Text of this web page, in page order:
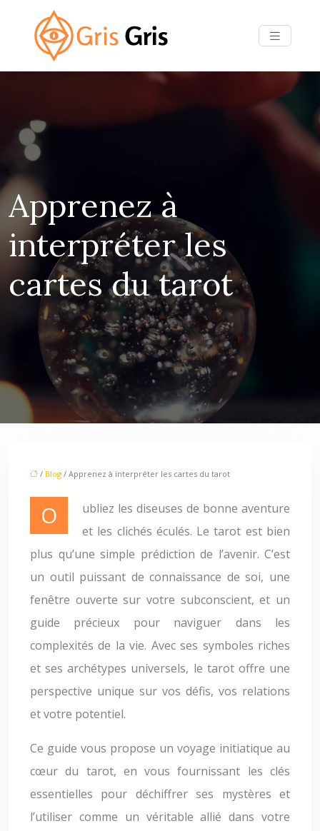
Apprenez à
interpréter les
cartes du tarot
/ Blog / Apprenez à interpréter les cartes du tarot
Oubliez les diseuses de bonne aventure
et les clichés éculés. Le tarot est bien
plus qu’une simple prédiction de l’avenir. C’est
un outil puissant de connaissance de soi, une
fenêtre ouverte sur votre subconscient, et un
guide précieux pour naviguer dans les
complexités de la vie. Avec ses symboles riches
et ses archétypes universels, le tarot offre une
perspective unique sur vos défis, vos relations
et votre potentiel.
Ce guide vous propose un voyage initiatique au
cœur du tarot, en vous fournissant les clés
essentielles pour déchiffrer ses mystères et
l’utiliser comme un véritable allié dans votre